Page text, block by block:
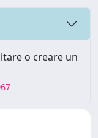
o creare un